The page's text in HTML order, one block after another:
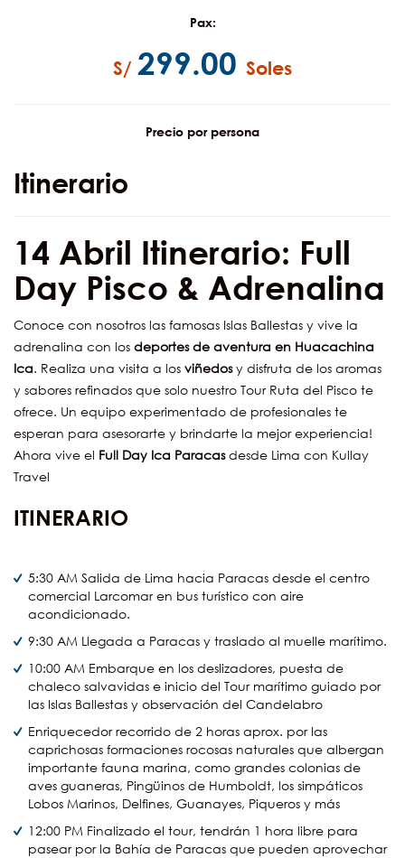
Pax:
S/ 299.00 Soles
Precio por persona
Itinerario
14 Abril Itinerario: Full
Day Pisco & Adrenalina
Conoce con nosotros las famosas Islas Ballestas y vive la
adrenalina con los deportes de aventura en Huacachina
Ica. Realiza una visita a los viñedosy disfruta de los aromas
y sabores refinados que solo nuestro Tour Ruta del Pisco te
ofrece. Un equipo experimentado de profesionales te
esperan para asesorarte y brindarte la mejor experiencia!
Ahora vive el Full Day Ica Paracasdesde Lima con Kullay
Travel
ITINERARIO
5:30 AM Salida de Lima hacia Paracas desde el centro
comercial Larcomar en bus turístico con aire
acondicionado.
9:30 AM Llegada a Paracas y traslado al muelle marítimo.
10:00 AM Embarque en los deslizadores, puesta de
chaleco salvavidas e inicio del Tour marítimo guiado por
las Islas Ballestas y observación del Candelabro
Enriquecedor recorrido de 2 horas aprox. por las
caprichosas formaciones rocosas naturales que albergan
importante fauna marina, como grandes colonias de
aves guaneras, Pingüinos de Humboldt, los simpáticos
Lobos Marinos, Delfines, Guanayes, Piqueros y más
12:00 PM Finalizado el tour, tendrán 1 hora libre para
pasear por la Bahía de Paracas que pueden aprovechar